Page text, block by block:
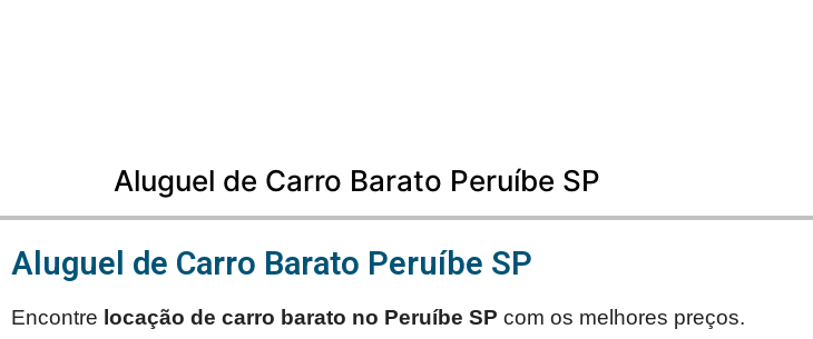
Aluguel de Carro Barato Peruíbe SP
Aluguel de Carro Barato Peruíbe SP
Encontre locação de carro barato no Peruíbe SP com os melhores preços.